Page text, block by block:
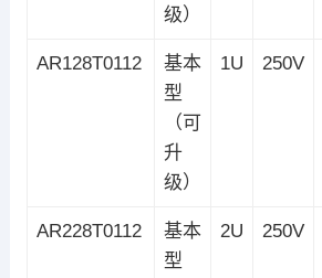
级）
AR128T0112
基本
型
（可
升
级）
1U 250V
AR228T0112
基本
型
2U 250V